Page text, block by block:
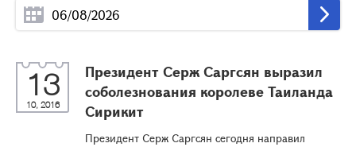
13
10, 2016
Президент Серж Саргсян выразил
соболезнования королеве Таиланда
Сирикит
Президент Серж Саргсян сегодня направил